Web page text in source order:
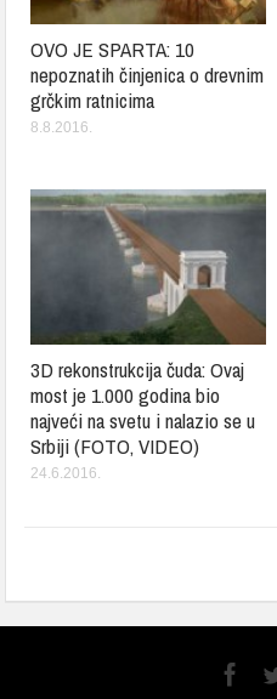
OVO JE SPARTA: 10
nepoznatih činjenica o drevnim
grčkim ratnicima
8.8.2016.
3D rekonstrukcija čuda: Ovaj
most je 1.000 godina bio
najveći na svetu i nalazio se u
Srbiji (FOTO, VIDEO)
24.6.2016.